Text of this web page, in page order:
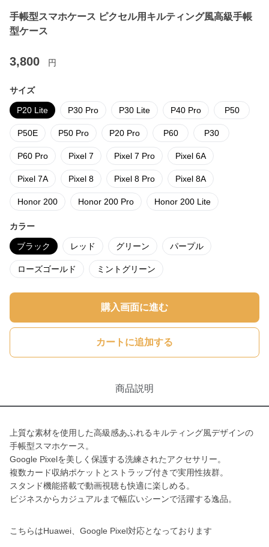
手帳型スマホケース ピクセル用キルティング風高級手帳
型ケース
3,800 円
サイズ
P20 Lite P30 Pro P30 Lite P40 Pro P50
P50E P50 Pro P20 Pro P60 P30
P60 Pro Pixel 7 Pixel 7 Pro Pixel 6A
Pixel 7A Pixel 8 Pixel 8 Pro Pixel 8A
Honor 200 Honor 200 Pro Honor 200 Lite
カラー
ブラック レッド グリーン パープル
ローズゴールド ミントグリーン
購入画面に進む
カートに追加する
商品説明
上質な素材を使用した高級感あふれるキルティング風デザインの
手帳型スマホケース。
Google Pixelを美しく保護する洗練されたアクセサリー。
複数カード収納ポケットとストラップ付きで実用性抜群。
スタンド機能搭載で動画視聴も快適に楽しめる。
ビジネスからカジュアルまで幅広いシーンで活躍する逸品。
こちらはHuawei、Google Pixel対応となっております